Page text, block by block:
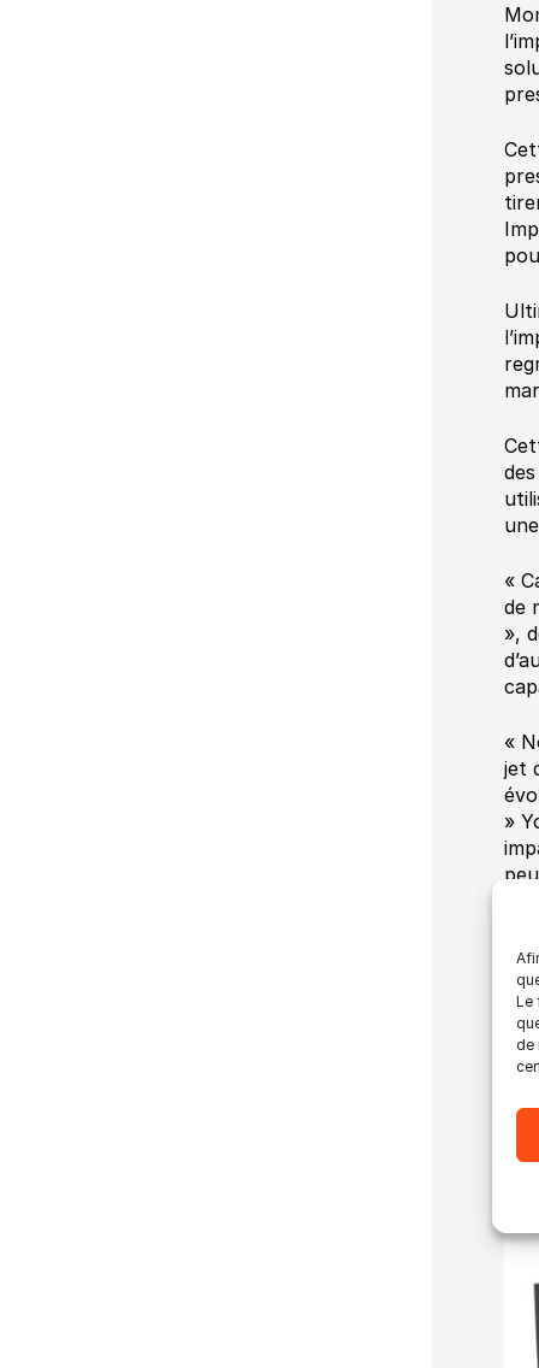
Le
de
«
de
»,
«
jet
»